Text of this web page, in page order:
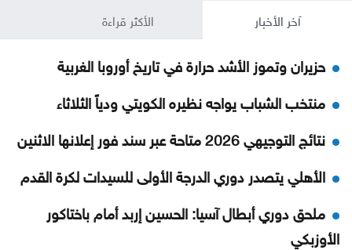
آخر الأخبار الأكثر قراءة
حزيران وتموز الأشد حرارة في تاريخ أوروبا الغربية
منتخب الشباب يواجه نظيره الكويتي ودياً الثلاثاء
نتائج التوجيهي 2026 متاحة عبر سند فور إعلانها الاثنين
الأهلي يتصدر دوري الدرجة الأولى للسيدات لكرة القدم
ملحق دوري أبطال آسيا: الحسين إربد أمام باختاكور
الأوزبكي